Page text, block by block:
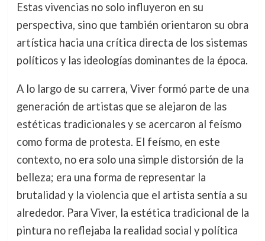
Estas vivencias no solo influyeron en su
perspectiva, sino que también orientaron su obra
artística hacia una crítica directa de los sistemas
políticos y las ideologías dominantes de la época.
A lo largo de su carrera, Viver formó parte de una
generación de artistas que se alejaron de las
estéticas tradicionales y se acercaron al feísmo
como forma de protesta. El feísmo, en este
contexto, no era solo una simple distorsión de la
belleza; era una forma de representar la
brutalidad y la violencia que el artista sentía a su
alrededor. Para Viver, la estética tradicional de la
pintura no reflejaba la realidad social y política